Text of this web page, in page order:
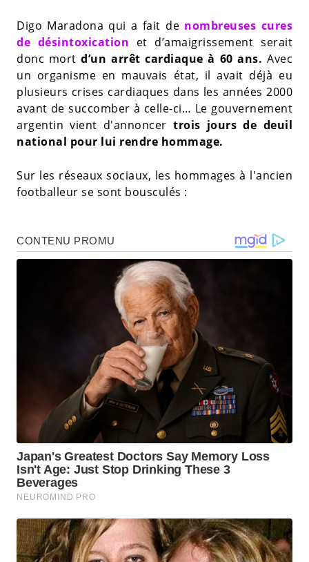
Digo Maradona qui a fait de nombreuses cures
de désintoxication et d’amaigrissement serait
donc mortd’un arrêt cardiaque à 60 ans. Avec
un organisme en mauvais état, il avait déjà eu
plusieurs crises cardiaques dans les années 2000
avant de succomber à celle-ci… Le gouvernement
argentin vient d'annoncer trois jours de deuil
national pour lui rendre hommage.
Sur les réseaux sociaux, les hommages à l'ancien
footballeur se sont bousculés :